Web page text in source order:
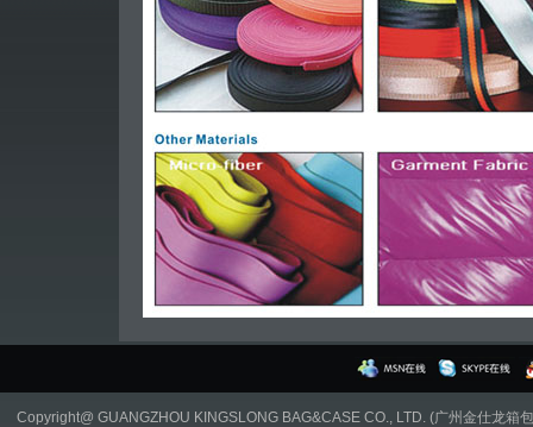
Copyright@ GUANGZHOU KINGSLONG BAG&CASE CO., LTD. (广州金仕龙